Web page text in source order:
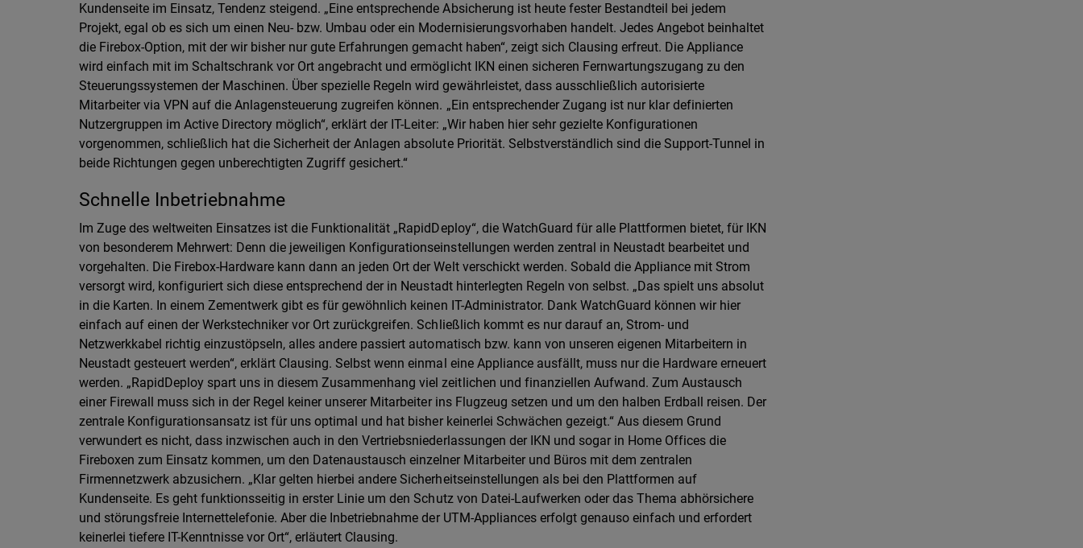
Kundenseite im Einsatz, Tendenz steigend. „Eine entsprechende Absicherung ist heute fester Bestandteil bei jedem
Projekt, egal ob es sich um einen Neu- bzw. Umbau oder ein Modernisierungsvorhaben handelt. Jedes Angebot beinhaltet
die Firebox-Option, mit der wir bisher nur gute Erfahrungen gemacht haben“, zeigt sich Clausing erfreut. Die Appliance
wird einfach mit im Schaltschrank vor Ort angebracht und ermöglicht IKN einen sicheren Fernwartungszugang zu den
Steuerungssystemen der Maschinen. Über spezielle Regeln wird gewährleistet, dass ausschließlich autorisierte
Mitarbeiter via VPN auf die Anlagensteuerung zugreifen können. „Ein entsprechender Zugang ist nur klar definierten
Nutzergruppen im Active Directory möglich“, erklärt der IT-Leiter: „Wir haben hier sehr gezielte Konfigurationen
vorgenommen, schließlich hat die Sicherheit der Anlagen absolute Priorität. Selbstverständlich sind die Support-Tunnel in
beide Richtungen gegen unberechtigten Zugriff gesichert.“
Schnelle Inbetriebnahme
Im Zuge des weltweiten Einsatzes ist die Funktionalität „RapidDeploy“, die WatchGuard für alle Plattformen bietet, für IKN
von besonderem Mehrwert: Denn die jeweiligen Konfigurationseinstellungen werden zentral in Neustadt bearbeitet und
vorgehalten. Die Firebox-Hardware kann dann an jeden Ort der Welt verschickt werden. Sobald die Appliance mit Strom
versorgt wird, konfiguriert sich diese entsprechend der in Neustadt hinterlegten Regeln von selbst. „Das spielt uns absolut
in die Karten. In einem Zementwerk gibt es für gewöhnlich keinen IT-Administrator. Dank WatchGuard können wir hier
einfach auf einen der Werkstechniker vor Ort zurückgreifen. Schließlich kommt es nur darauf an, Strom- und
Netzwerkkabel richtig einzustöpseln, alles andere passiert automatisch bzw. kann von unseren eigenen Mitarbeitern in
Neustadt gesteuert werden“, erklärt Clausing. Selbst wenn einmal eine Appliance ausfällt, muss nur die Hardware erneuert
werden. „RapidDeploy spart uns in diesem Zusammenhang viel zeitlichen und finanziellen Aufwand. Zum Austausch
einer Firewall muss sich in der Regel keiner unserer Mitarbeiter ins Flugzeug setzen und um den halben Erdball reisen. Der
zentrale Konfigurationsansatz ist für uns optimal und hat bisher keinerlei Schwächen gezeigt.“ Aus diesem Grund
verwundert es nicht, dass inzwischen auch in den Vertriebsniederlassungen der IKN und sogar in Home Offices die
Fireboxen zum Einsatz kommen, um den Datenaustausch einzelner Mitarbeiter und Büros mit dem zentralen
Firmennetzwerk abzusichern. „Klar gelten hierbei andere Sicherheitseinstellungen als bei den Plattformen auf
Kundenseite. Es geht funktionsseitig in erster Linie um den Schutz von Datei-Laufwerken oder das Thema abhörsichere
und störungsfreie Internettelefonie. Aber die Inbetriebnahme der UTM-Appliances erfolgt genauso einfach und erfordert
keinerlei tiefere IT-Kenntnisse vor Ort“, erläutert Clausing.